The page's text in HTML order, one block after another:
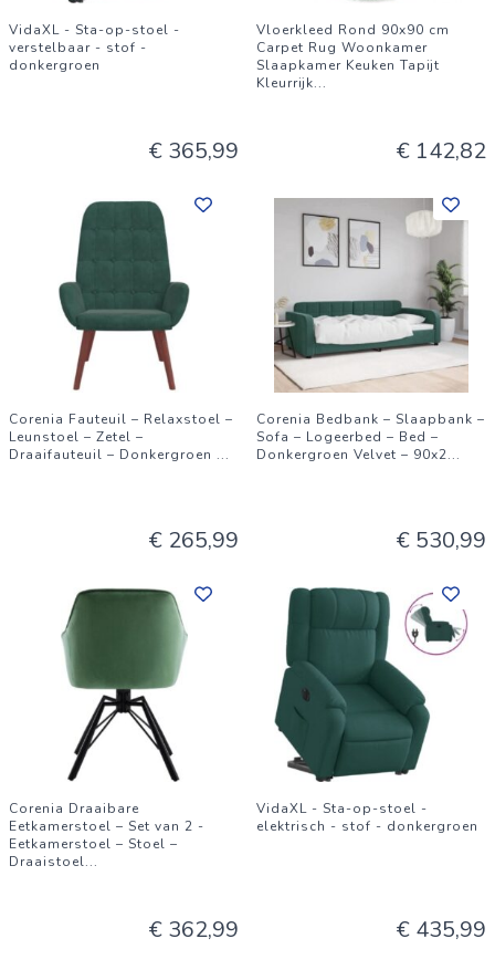
VidaXL - Sta-op-stoel -
verstelbaar - stof -
donkergroen
€ 365,99
Vloerkleed Rond 90x90 cm
Carpet Rug Woonkamer
Slaapkamer Keuken Tapijt
Kleurrijk...
€ 142,82
Corenia Fauteuil – Relaxstoel –
Leunstoel – Zetel –
Draaifauteuil – Donkergroen ...
€ 265,99
Corenia Bedbank – Slaapbank –
Sofa – Logeerbed – Bed –
Donkergroen Velvet – 90x2...
€ 530,99
Corenia Draaibare
Eetkamerstoel – Set van 2 -
Eetkamerstoel – Stoel –
Draaistoel...
€ 362,99
VidaXL - Sta-op-stoel -
elektrisch - stof - donkergroen
€ 435,99